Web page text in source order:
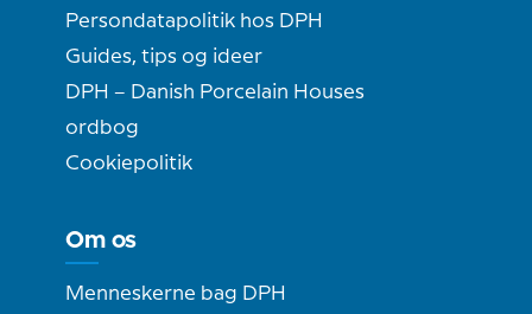
Persondatapolitik hos DPH
Guides, tips og ideer
DPH – Danish Porcelain Houses
ordbog
Cookiepolitik
Om os
Menneskerne bag DPH